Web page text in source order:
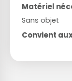
Matériel
Sans objet
Convient